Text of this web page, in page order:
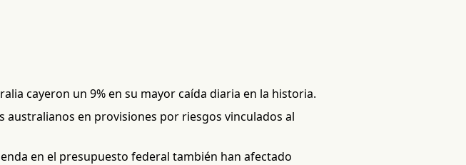
cayeron un 9% en su mayor caída diaria en la historia.
australianos en provisiones por riesgos vinculados al
en el presupuesto federal también han afectado